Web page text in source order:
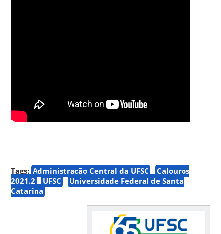
Tags: Administração Central da UFSC
Calouros
2021.2
UFSC
Universidade Federal de Santa
Catarina